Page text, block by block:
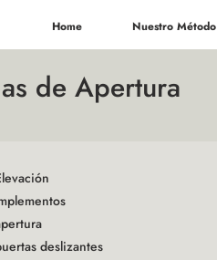
Home Nuestro Método
de Apertura
deslizantes